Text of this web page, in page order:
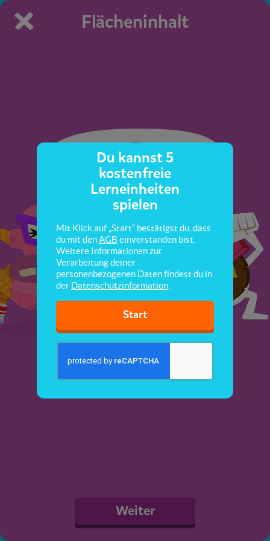
Flächeninhalt
Weiter
Du kannst 5
kostenfreie
Lerneinheiten
spielen
Mit Klick auf „Start“ bestätigst du, dass
du mit denAGB einverstanden bist.
Weitere Informationen zur
Verarbeitung deiner
personenbezogenen Daten findest du in
der Datenschutzinformation
Start